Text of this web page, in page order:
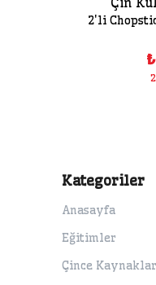
2'li
Kategoriler
Anasayfa
Eğitimler
Çince Kaynaklar